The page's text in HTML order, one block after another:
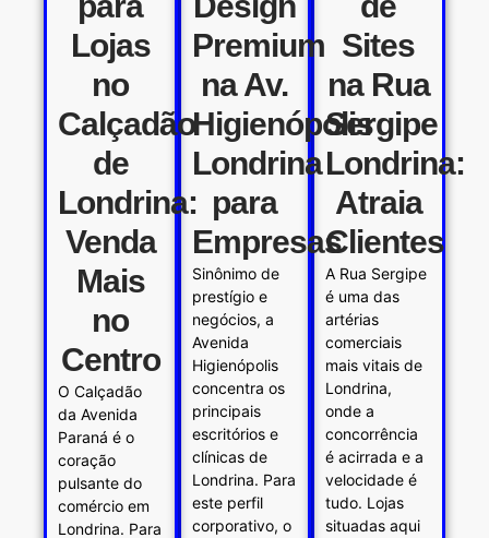
Sites
na Rua
Sergipe
Londrina:
Atraia
Clientes
A Rua Sergipe
é uma das
artérias
comerciais
mais vitais de
Londrina,
onde a
concorrência
é acirrada e a
velocidade é
tudo. Lojas
situadas aqui
Premium
na Av.
Higienópolis
Londrina
para
Empresas
Sinônimo de
prestígio e
negócios, a
Avenida
Higienópolis
concentra os
principais
escritórios e
clínicas de
Londrina. Para
este perfil
corporativo, o
Lojas
no
Calçadão
de
Londrina:
Venda
Mais
no
Centro
O Calçadão
da Avenida
Paraná é o
coração
pulsante do
comércio em
Londrina. Para